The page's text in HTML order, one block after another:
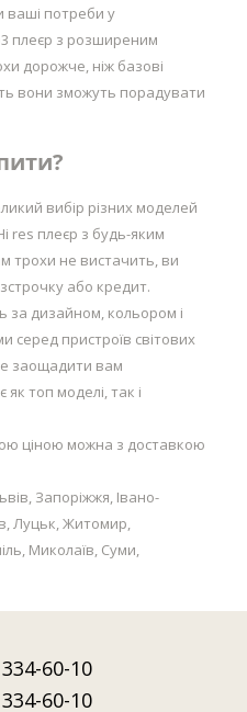
ваші потреби у
плеєр з розширеним
дорожче, ніж базові
вони зможуть порадувати
вибір різних моделей
res плеєр з будь-яким
трохи не вистачить, ви
або кредит.
за дизайном, кольором і
серед пристроїв світових
заощадити вам
як топ моделі, так і
ціною можна з доставкою
Запоріжжя, Івано-
Луцьк, Житомир,
Миколаїв, Суми,
60-10
60-10